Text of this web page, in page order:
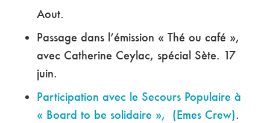
Aout.
Passage dans l’émission « Thé ou café »,
avec Catherine Ceylac, spécial Sète. 17
juin.
Participation avec le Secours Populaire à
« Board to be solidaire », (Emes Crew).